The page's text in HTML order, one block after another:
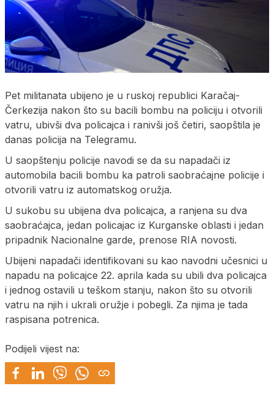
Pet militanata ubijeno je u ruskoj republici Karačaj-
Čerkezija nakon što su bacili bombu na policiju i otvorili
vatru, ubivši dva policajca i ranivši još četiri, saopštila je
danas policija na Telegramu.
U saopštenju policije navodi se da su napadači iz
automobila bacili bombu ka patroli saobraćajne policije i
otvorili vatru iz automatskog oružja.
U sukobu su ubijena dva policajca, a ranjena su dva
saobraćajca, jedan policajac iz Kurganske oblasti i jedan
pripadnik Nacionalne garde, prenose RIA novosti.
Ubijeni napadači identifikovani su kao navodni učesnici u
napadu na policajce 22. aprila kada su ubili dva policajca
i jednog ostavili u teškom stanju, nakon što su otvorili
vatru na njih i ukrali oružje i pobegli. Za njima je tada
raspisana potrenica.
Podijeli vijest na: